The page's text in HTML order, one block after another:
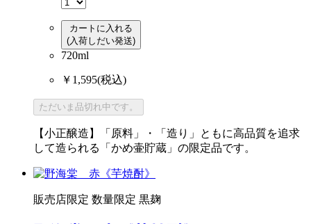
カートに入れる
(入荷しだい発送)
720ml
￥1,595(税込)
ただいま品切れ中です。
【小正醸造】「原料」・「造り」ともに高品質を追求
して造られる「かめ壷貯蔵」の限定品です。
販売店限定 数量限定 黒麹